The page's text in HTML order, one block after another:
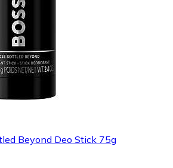
Beyond Deo Stick 75g